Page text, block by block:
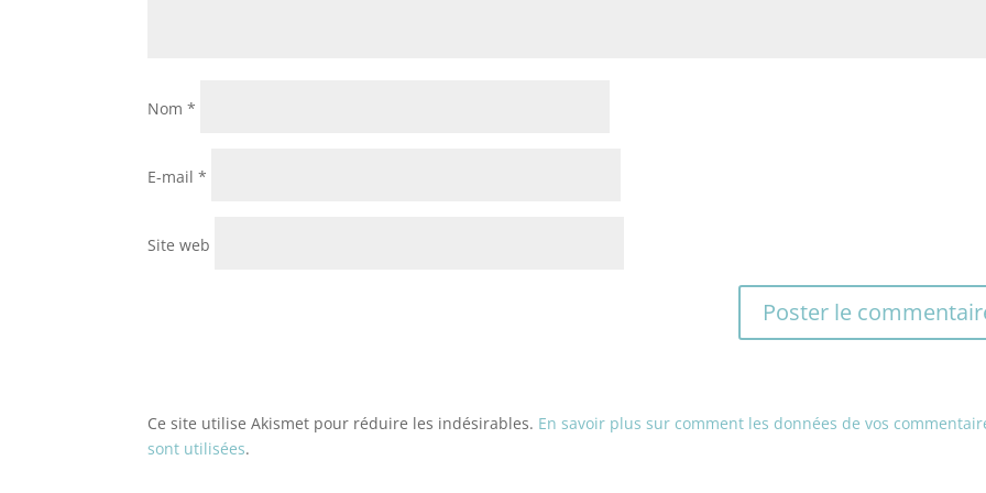
Nom*
E-mail*
Site web
Ce site utilise Akismet pour réduire les indésirables. En savoir plus sur comment les données de vos
sont utilisées.